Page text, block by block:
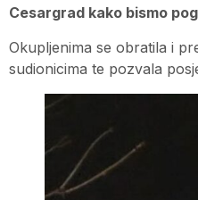
Cesargrad kako bismo
Okupljenima se obratila i
sudionicima te pozvala